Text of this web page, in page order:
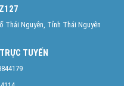
Thái Nguyên, Tỉnh Thái Nguyên
TUYẾN